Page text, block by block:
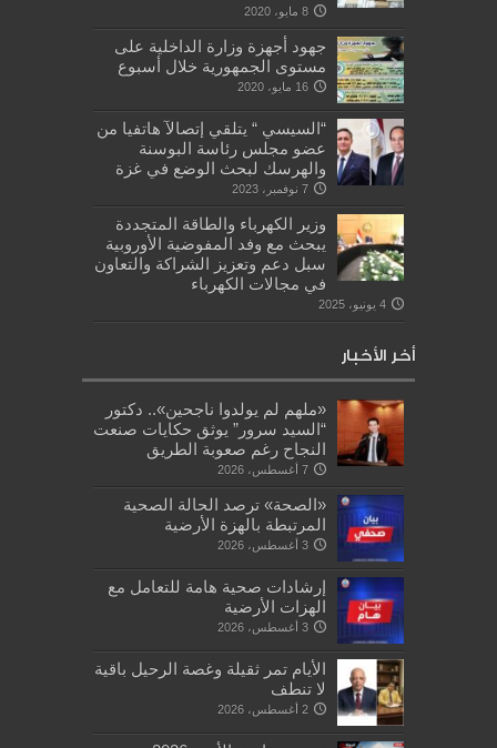
8 مايو، 2020
جهود أجهزة وزارة الداخلية على
مستوى الجمهورية خلال أسبوع
16 مايو، 2020
“السيسي “ يتلقي إتصالآ هاتفيا من
عضو مجلس رئاسة البوسنة
والهرسك لبحث الوضع في غزة
7 نوفمبر، 2023
وزير الكهرباء والطاقة المتجددة
يبحث مع وفد المفوضية الأوروبية
سبل دعم وتعزيز الشراكة والتعاون
في مجالات الكهرباء
4 يونيو، 2025
أخر الأخبار
«ملهم لم يولدوا ناجحين».. دكتور
“السيد سرور” يوثق حكايات صنعت
النجاح رغم صعوبة الطريق
7 أغسطس، 2026
«الصحة» ترصد الحالة الصحية
المرتبطة بالهزة الأرضية
3 أغسطس، 2026
إرشادات صحية هامة للتعامل مع
الهزات الأرضية
3 أغسطس، 2026
الأيام تمر ثقيلة وغصة الرحيل باقية
لا تنطف
2 أغسطس، 2026